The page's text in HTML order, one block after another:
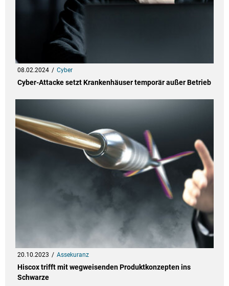
08.02.2024 Cyber
Cyber-Attacke setzt Krankenhäuser temporär außer Betrieb
20.10.2023 Assekuranz
Hiscox trifft mit wegweisenden Produktkonzepten ins
Schwarze